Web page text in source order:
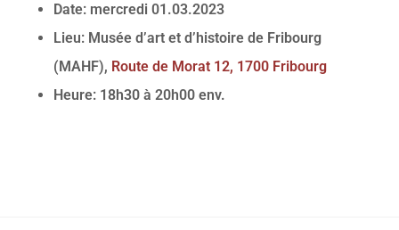
Date: mercredi 01.03.2023
Lieu: Musée d’art et d’histoire de Fribourg
(MAHF), Route de Morat 12, 1700 Fribourg
Heure: 18h30 à 20h00 env.